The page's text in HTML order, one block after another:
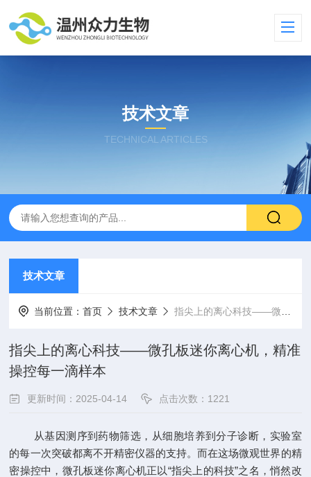
技术文章
TECHNICAL ARTICLES
技术文章
当前位置：首页 技术文章 指尖上的离心科技——微孔板迷你离心机，精准操控每一滴样本
指尖上的离心科技——微孔板迷你离心机，精准
操控每一滴样本
更新时间：2025-04-14 点击次数：1221
从基因测序到药物筛选，从细胞培养到分子诊断，实验室
的每一次突破都离不开精密仪器的支持。而在这场微观世界的精
密操控中，微孔板迷你离心机正以“指尖上的科技”之名，悄然改